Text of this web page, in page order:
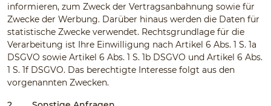
informieren, zum Zweck der Vertragsanbahnung sowie für
Zwecke der Werbung. Darüber hinaus werden die Daten für
statistische Zwecke verwendet. Rechtsgrundlage für die
Verarbeitung ist Ihre Einwilligung nach Artikel 6 Abs. 1 S. 1a
DSGVO sowie Artikel 6 Abs. 1 S. 1b DSGVO und Artikel 6 Abs.
1 S. 1f DSGVO. Das berechtigte Interesse folgt aus den
vorgenannten Zwecken.